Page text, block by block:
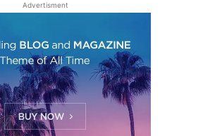
Advertisment